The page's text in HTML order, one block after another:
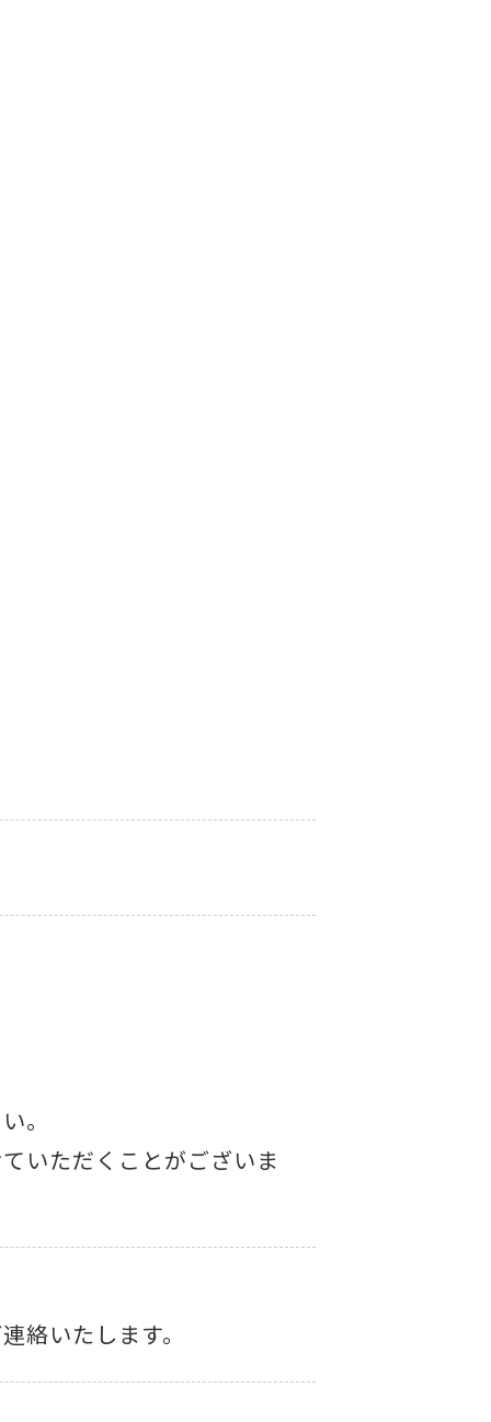
。
いただくことがございま
絡いたします。